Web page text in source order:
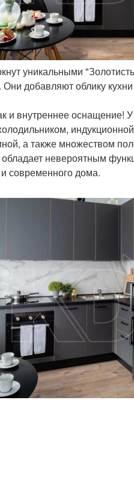
уникальными
добавляют облику
внутреннее оснащение!
а также множеством
невероятным
современного дома.